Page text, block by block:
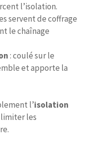
l’isolation.
servent de coffrage
le chaînage
: coulé sur le
et apporte la
l’isolation
les